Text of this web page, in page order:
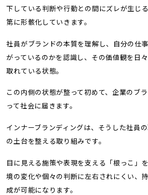
下している判断や行動との間にズレが生じ
第に形骸化していきます。
社員がブランドの本質を理解し、自分の仕
がっているのかを認識し、その価値観を日
取れている状態。
この内側の状態が整って初めて、企業のブ
って社会に届きます。
インナーブランディングは、そうした社員
の土台を整える取り組みです。
目に見える施策や表現を支える「根っこ」
境の変化や個々の判断に左右されにくい、
成が可能になります。